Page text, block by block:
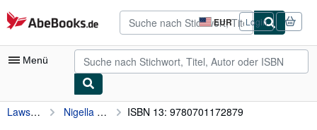
Zum Hauptinhalt
AbeBooks.de EUR
Seite
der
Einkaufseinstellungen.
Login
Menü
Nutzerkonto
Lawson, Nigella Nigella Bites ISBN 13: 9780701172879